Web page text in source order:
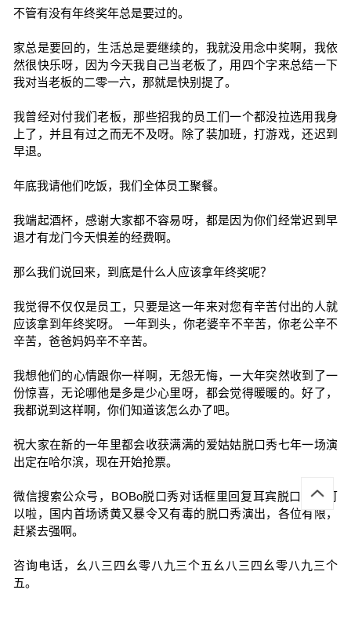
不管有没有年终奖年总是要过的。
家总是要回的，生活总是要继续的，我就没用念中奖啊，我依
然很快乐呀，因为今天我自己当老板了，用四个字来总结一下
我对当老板的二零一六，那就是快别提了。
我曾经对付我们老板，那些招我的员工们一个都没拉选用我身
上了，并且有过之而无不及呀。除了装加班，打游戏，还迟到
早退。
年底我请他们吃饭，我们全体员工聚餐。
我端起酒杯，感谢大家都不容易呀，都是因为你们经常迟到早
退才有龙门今天惧差的经费啊。
那么我们说回来，到底是什么人应该拿年终奖呢？
我觉得不仅仅是员工，只要是这一年来对您有辛苦付出的人就
应该拿到年终奖呀。 一年到头，你老婆辛不辛苦，你老公辛不
辛苦，爸爸妈妈辛不辛苦。
我想他们的心情跟你一样啊，无怨无悔，一大年突然收到了一
份惊喜，无论哪他是多是少心里呀，都会觉得暖暖的。好了，
我都说到这样啊，你们知道该怎么办了吧。
祝大家在新的一年里都会收获满满的爱姑姑脱口秀七年一场演
出定在哈尔滨，现在开始抢票。
微信搜索公众号，BOBo脱口秀对话框里回复耳宾脱口秀就可
以啦，国内首场诱黄又暴令又有毒的脱口秀演出，各位有限，
赶紧去强啊。
咨询电话，幺八三四幺零八九三个五幺八三四幺零八九三个
五。